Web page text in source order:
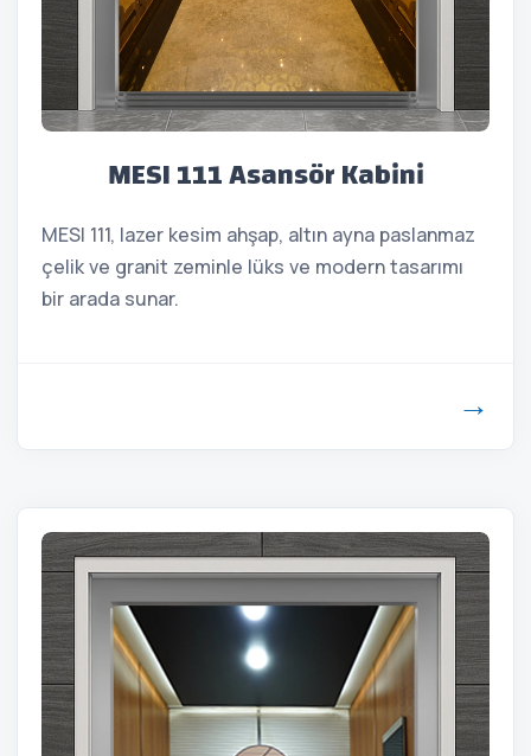
MESI 111 Asansör Kabini
MESI 111, lazer kesim ahşap, altın ayna paslanmaz
çelik ve granit zeminle lüks ve modern tasarımı
bir arada sunar.
→